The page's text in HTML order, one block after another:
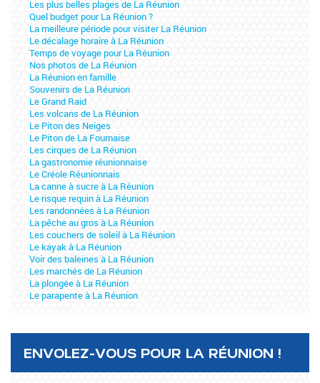
Les plus belles plages de La Réunion
Quel budget pour La Réunion ?
La meilleure période pour visiter La Réunion
Le décalage horaire à La Réunion
Temps de voyage pour La Réunion
Nos photos de La Réunion
La Réunion en famille
Souvenirs de La Réunion
Le Grand Raid
Les volcans de La Réunion
Le Piton des Neiges
Le Piton de La Fournaise
Les cirques de La Réunion
La gastronomie réunionnaise
Le Créole Réunionnais
La canne à sucre à La Réunion
Le risque requin à La Réunion
Les randonnées à La Réunion
La pêche au gros à La Réunion
Les couchers de soleil à La Réunion
Le kayak à La Réunion
Voir des baleines à La Réunion
Les marchés de La Réunion
La plongée à La Réunion
Le parapente à La Réunion
ENVOLEZ-VOUS POUR LA RÉUNION !